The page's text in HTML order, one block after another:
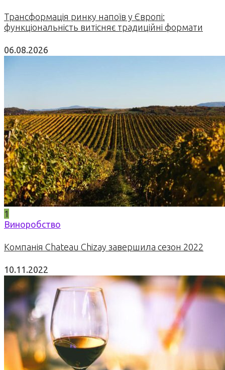
Трансформація ринку напоїв у Європі:
функціональність витісняє традиційні формати
06.08.2026
1
Виноробство
Компанія Chateau Chizay завершила сезон 2022
10.11.2022